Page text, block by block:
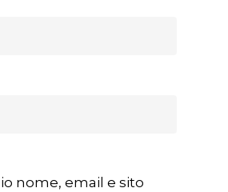
nome, email e sito